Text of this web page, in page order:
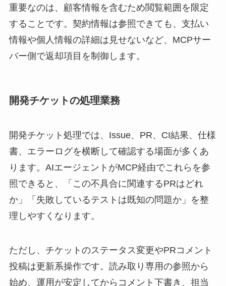
重要なのは、顧客情報を含むため閲覧範囲を限定
することです。契約情報は参照できても、支払い
情報や個人情報の詳細は見せないなど、MCPサー
バー側で返却項目を制御します。
開発チケットの処理業務
開発チケット処理では、Issue、PR、CI結果、仕様
書、エラーログを横断して確認する場面が多くあ
ります。AIエージェントがMCP経由でこれらを参
照できると、「この不具合に関連するPRはどれ
か」「失敗しているテストは既知の問題か」を整
理しやすくなります。
ただし、チケットのステータス変更やPRコメント
投稿は更新系操作です。読み取り専用の参照から
始め、運用が安定してからコメント下書き、担当